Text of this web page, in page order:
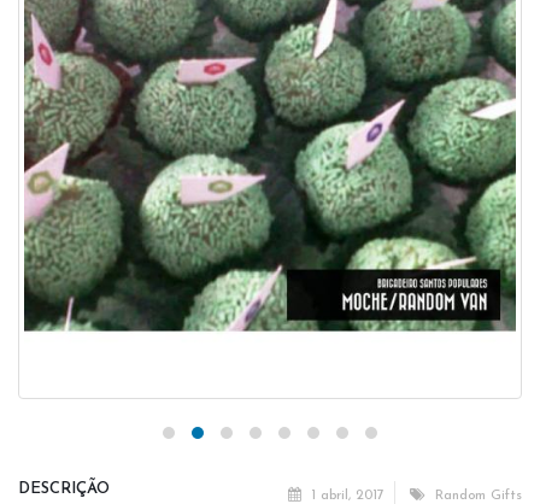
1 abril, 2017 Random Gifts
DESCRIÇÃO